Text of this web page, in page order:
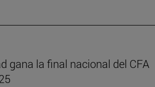
gana la final nacional del CFA